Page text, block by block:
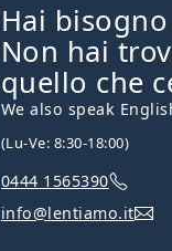
Hai
Non hai
quello che
We also speak
(Lu-Ve: 8:30-18:00)
0444 1565390
info@lentiamo.it